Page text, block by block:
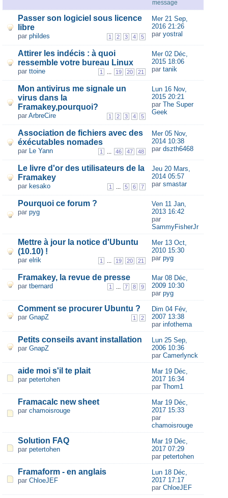
message
Passer son logiciel sous licence
libre
1 2 3 4 5
par phildes
Mer 21 Sep,
2016 21:26
par yostral
Attirer les indécis : à quoi
ressemble votre bureau Linux
1 ... 19 20 21
par ttoine
Mer 02 Déc,
2015 18:06
par tanik
Mon antivirus me signale un
virus dans la
Framakey,pourquoi?
1 2 3 4 5
par ArbreCire
Lun 16 Nov,
2015 20:21
par The Super
Geek
Association de fichiers avec des
éxécutables nomades
1 ... 46 47 48
par Le Yann
Mer 05 Nov,
2014 10:38
par dszth6468
Le livre d'or des utilisateurs de la
Framakey
1 ... 5 6 7
par kesako
Jeu 20 Mars,
2014 05:57
par smastar
Pourquoi ce forum ?
par pyg
Ven 11 Jan,
2013 16:42
par
SammyFisherJr
Mettre à jour la notice d'Ubuntu
(10.10) !
1 ... 19 20 21
par elrik
Mer 13 Oct,
2010 15:30
par pyg
Framakey, la revue de presse
1 ... 7 8 9
par tbernard
Mar 08 Déc,
2009 10:30
par pyg
Comment se procurer Ubuntu ?
1 2
par GnapZ
Dim 04 Fév,
2007 13:38
par infothema
Petits conseils avant installation
par GnapZ
Lun 25 Sep,
2006 10:36
par Camerlynck
aide moi s'il te plait
par petertohen
Mar 19 Déc,
2017 16:34
par Thom1
Framacalc new sheet
par chamoisrouge
Mar 19 Déc,
2017 15:33
par
chamoisrouge
Solution FAQ
par petertohen
Mar 19 Déc,
2017 07:29
par petertohen
Framaform - en anglais
par ChloeJEF
Lun 18 Déc,
2017 17:17
par ChloeJEF